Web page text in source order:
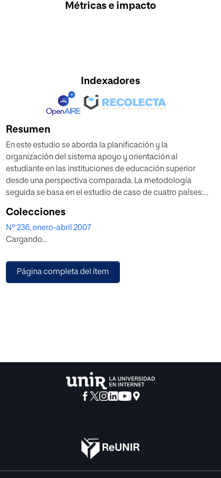
Métricas e impacto
Indexadores
Resumen
En este estudio se aborda la planificación y la
organización del sistema apoyo y orientación al
estudiante en las instituciones de educación superior
desde una perspectiva comparada. La metodología
seguida se basa en el estudio de caso de cuatro países:
tradicionalmente más preocupada por la ayuda al
estudiante, y Francia y España, de tradición napoleónica.
análisis sobre las características de los estudiantes y del
sistema de orientación en cada país con el fin de conocer
Colecciones
Nº 236, enero-abril 2007
Cargando...
Página completa del ítem